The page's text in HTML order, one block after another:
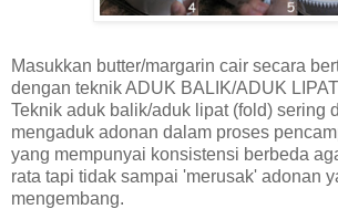
Masukkan butter/margarin cair secara
dengan teknik ADUK BALIK/ADUK
Teknik aduk balik/aduk lipat (fold) sering
mengaduk adonan dalam proses
yang mempunyai konsistensi berbeda
rata tapi tidak sampai 'merusak' adonan
mengembang.